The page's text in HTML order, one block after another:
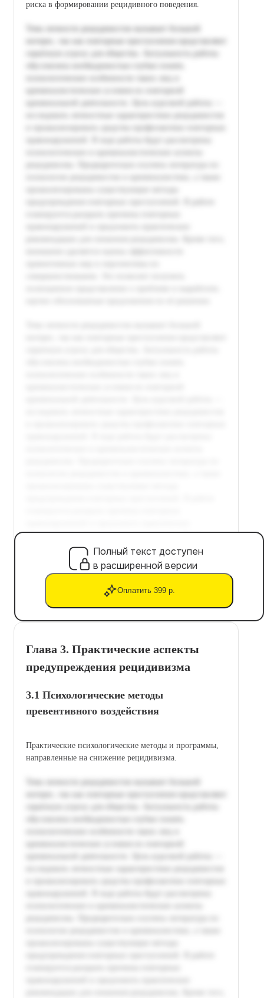
риска в формировании рецидивного поведения.
Полный текст доступен
в расширенной версии
Оплатить 399 р.
Глава 3. Практические аспекты
предупреждения рецидивизма
3.1 Психологические методы
превентивного воздействия
Практические психологические методы и программы,
направленные на снижение рецидивизма.